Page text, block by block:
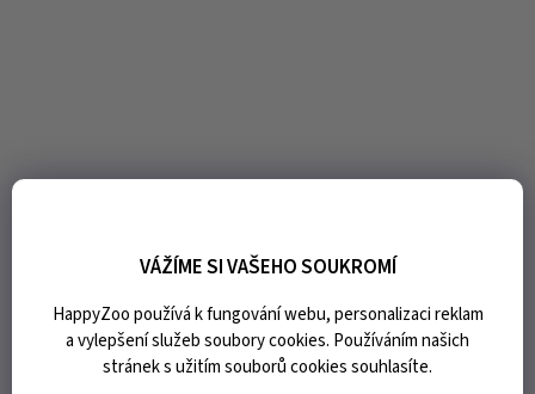
VÁŽÍME SI VAŠEHO SOUKROMÍ
HappyZoo používá k fungování webu, personalizaci reklam
a vylepšení služeb soubory cookies. Používáním našich
stránek s užitím souborů cookies souhlasíte.